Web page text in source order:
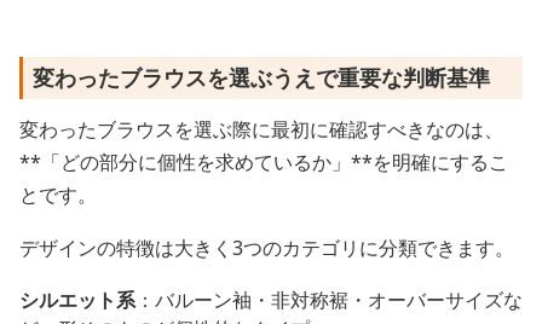
変わったブラウスを選ぶうえで重要な判断基準
変わったブラウスを選ぶ際に最初に確認すべきなのは、
**「どの部分に個性を求めているか」**を明確にするこ
とです。
デザインの特徴は大きく3つのカテゴリに分類できます。
シルエット系：バルーン袖・非対称裾・オーバーサイズな